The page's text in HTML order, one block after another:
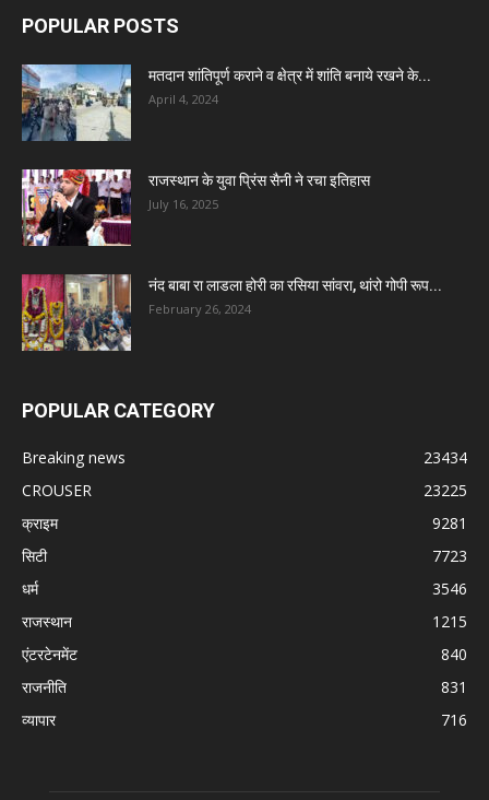
POPULAR POSTS
मतदान शांतिपूर्ण कराने व क्षेत्र में शांति बनाये रखने के...
April 4, 2024
राजस्थान के युवा प्रिंस सैनी ने रचा इतिहास
July 16, 2025
नंद बाबा रा लाडला होरी का रसिया सांवरा, थांरो गोपी रूप...
February 26, 2024
POPULAR CATEGORY
Breaking news
23434
CROUSER
23225
क्राइम
9281
सिटी
7723
धर्म
3546
राजस्थान
1215
एंटरटेनमेंट
840
राजनीति
831
व्यापार
716